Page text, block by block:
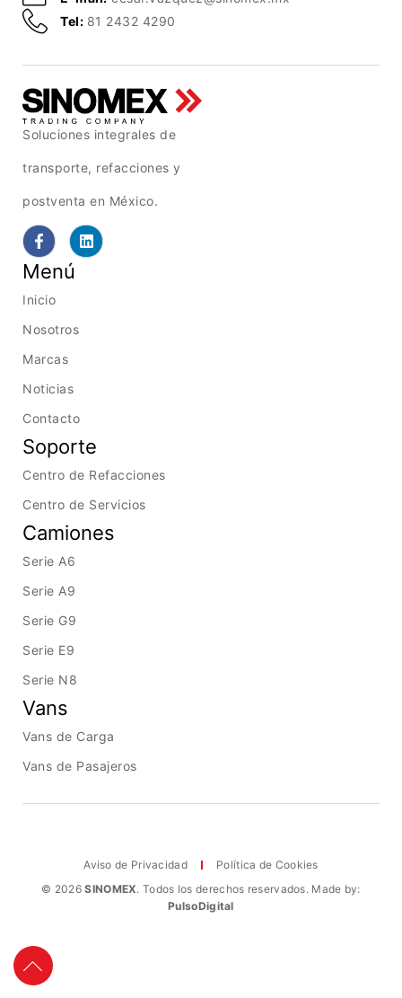
Tel: 81 2432 4290
Soluciones integrales de
transporte, refacciones y
postventa en México.
Menú
Inicio
Nosotros
Marcas
Noticias
Contacto
Soporte
Centro de Refacciones
Centro de Servicios
Camiones
Serie A6
Serie A9
Serie G9
Serie E9
Serie N8
Vans
Vans de Carga
Vans de Pasajeros
© 2026SINOMEX. Todos los derechos reservados. Made by:
PulsoDigital
Aviso de Privacidad Política de Cookies